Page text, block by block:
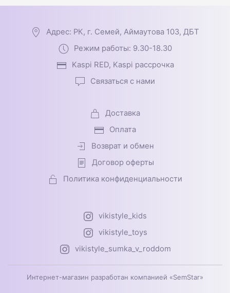
Адрес: РК, г. Семей, Аймаутова 103, ДБТ
Режим работы: 9.30-18.30
Kaspi RED, Kaspi рассрочка
Связаться с нами
Доставка
Оплата
Возврат и обмен
Договор оферты
Политика конфиденциальности
vikistyle_kids
vikistyle_toys
vikistyle_sumka_v_roddom
Интернет-магазин разработан компанией «SemStar»